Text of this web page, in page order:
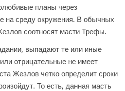
планы через
на среду окружения. В обычных
соотносят масти Трефы.
выпадают те или иные
отрицательные не имеет
Жезлов четко определит сроки
То есть, данная масть